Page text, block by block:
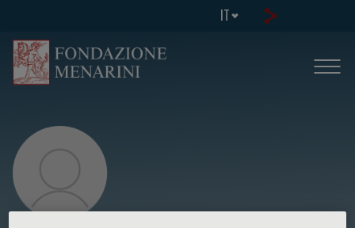
IT